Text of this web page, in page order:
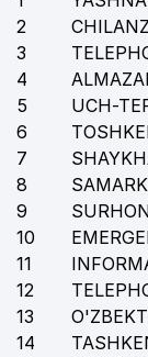
2
3
4
5
UCH-
6
7
8
9
10
11
12
13
14